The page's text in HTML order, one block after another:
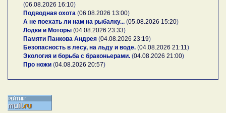
(06.08.2026 16:10)
Подводная охота (06.08.2026 13:00)
А не поехать ли нам на рыбалку... (05.08.2026 15:20)
Лодки и Моторы (04.08.2026 23:33)
Памяти Панкова Андрея (04.08.2026 23:19)
Безопасность в лесу, на льду и воде. (04.08.2026 21:11 )
Экология и борьба с браконьерами. (04.08.2026 21:00)
Про ножи (04.08.2026 20:57)